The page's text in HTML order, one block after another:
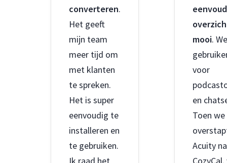
converteren.
Het geeft
mijn team
meer tijd om
met klanten
te spreken.
Het is super
eenvoudig te
installeren en
te gebruiken.
mooi.
voor
en
Toen we
Acuity